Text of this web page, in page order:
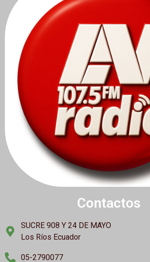
Contactos
SUCRE 908 Y 24 DE MAYO
Los Ríos Ecuador
05-2790077